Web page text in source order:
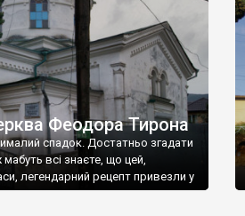
Феодора Тирона
спадок. Достатньо згадати
всі знаєте, що цей,
легендарний рецепт привезли у